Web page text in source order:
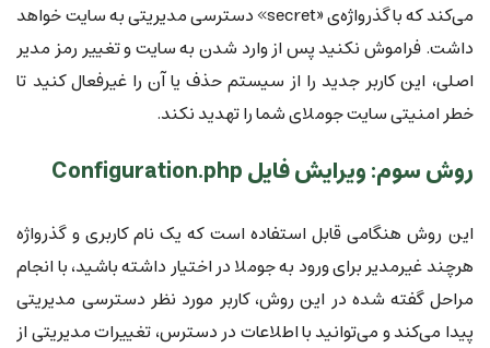
می‌کند که با گذرواژه‌ی «secret» دسترسی مدیریتی به سایت خواهد
داشت. فراموش نکنید پس از وارد شدن به سایت و تغییر رمز مدیر
اصلی، این کاربر جدید را از سیستم حذف یا آن را غیرفعال کنید تا
خطر امنیتی سایت جوملای شما را تهدید نکند.
روش سوم: ویرایش فایل Configuration.php
این روش هنگامی قابل استفاده است که یک نام کاربری و گذرواژه
هرچند غیرمدیر برای ورود به جوملا در اختیار داشته باشید، با انجام
مراحل گفته شده در این روش، کاربر مورد نظر دسترسی مدیریتی
پیدا می‌کند و می‌توانید با اطلاعات در دسترس، تغییرات مدیریتی از